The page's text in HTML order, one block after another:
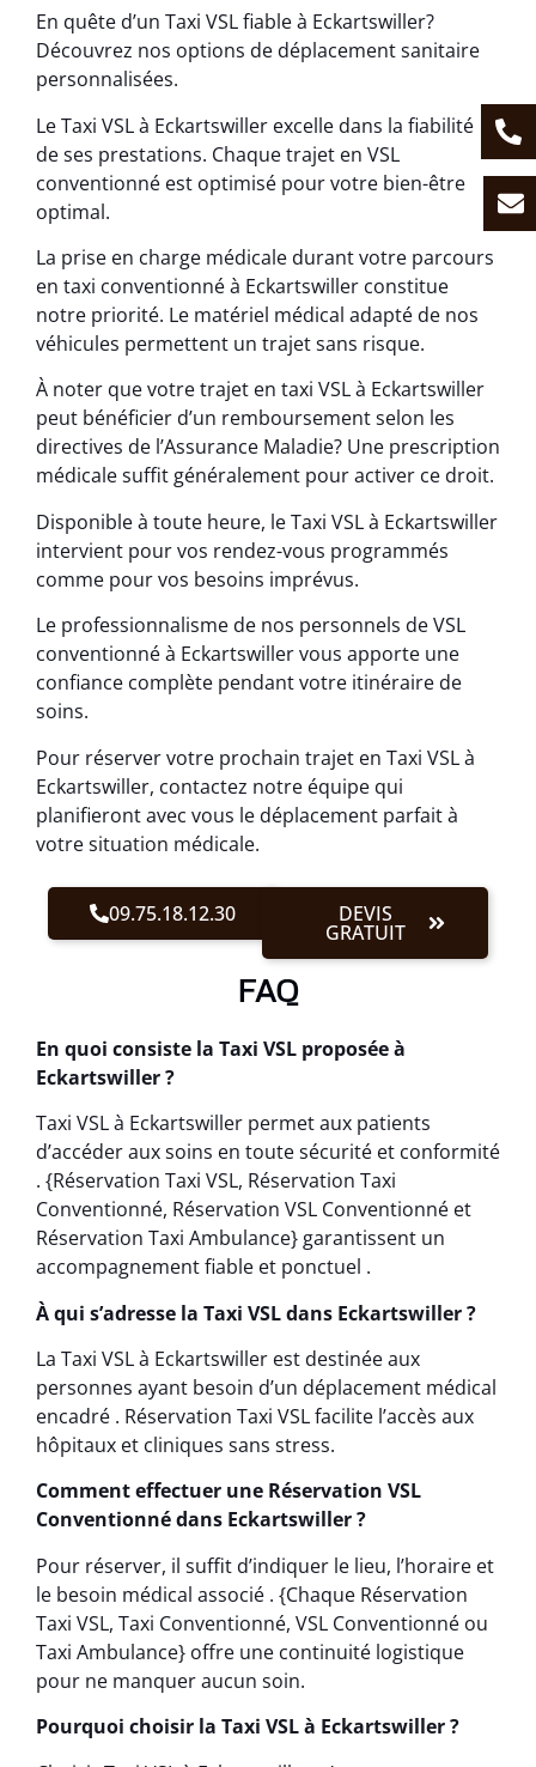
En quête d’un Taxi VSL fiable à Eckartswiller?
Découvrez nos options de déplacement sanitaire
personnalisées.
Le Taxi VSL à Eckartswiller excelle dans la fiabilité
de ses prestations. Chaque trajet en VSL
conventionné est optimisé pour votre bien-être
optimal.
La prise en charge médicale durant votre parcours
en taxi conventionné à Eckartswiller constitue
notre priorité. Le matériel médical adapté de nos
véhicules permettent un trajet sans risque.
À noter que votre trajet en taxi VSL à Eckartswiller
peut bénéficier d’un remboursement selon les
directives de l’Assurance Maladie? Une prescription
médicale suffit généralement pour activer ce droit.
Disponible à toute heure, le Taxi VSL à Eckartswiller
intervient pour vos rendez-vous programmés
comme pour vos besoins imprévus.
Le professionnalisme de nos personnels de VSL
conventionné à Eckartswiller vous apporte une
confiance complète pendant votre itinéraire de
soins.
Pour réserver votre prochain trajet en Taxi VSL à
Eckartswiller, contactez notre équipe qui
planifieront avec vous le déplacement parfait à
votre situation médicale.
09.75.18.12.30 DEVIS
GRATUIT
FAQ
En quoi consiste la Taxi VSL proposée à
Eckartswiller ?
Taxi VSL à Eckartswiller permet aux patients
d’accéder aux soins en toute sécurité et conformité
. {Réservation Taxi VSL, Réservation Taxi
Conventionné, Réservation VSL Conventionné et
Réservation Taxi Ambulance} garantissent un
accompagnement fiable et ponctuel .
À qui s’adresse la Taxi VSL dans Eckartswiller ?
La Taxi VSL à Eckartswiller est destinée aux
personnes ayant besoin d’un déplacement médical
encadré . Réservation Taxi VSL facilite l’accès aux
hôpitaux et cliniques sans stress.
Comment effectuer une Réservation VSL
Conventionné dans Eckartswiller ?
Pour réserver, il suffit d’indiquer le lieu, l’horaire et
le besoin médical associé . {Chaque Réservation
Taxi VSL, Taxi Conventionné, VSL Conventionné ou
Taxi Ambulance} offre une continuité logistique
pour ne manquer aucun soin.
Pourquoi choisir la Taxi VSL à Eckartswiller ?